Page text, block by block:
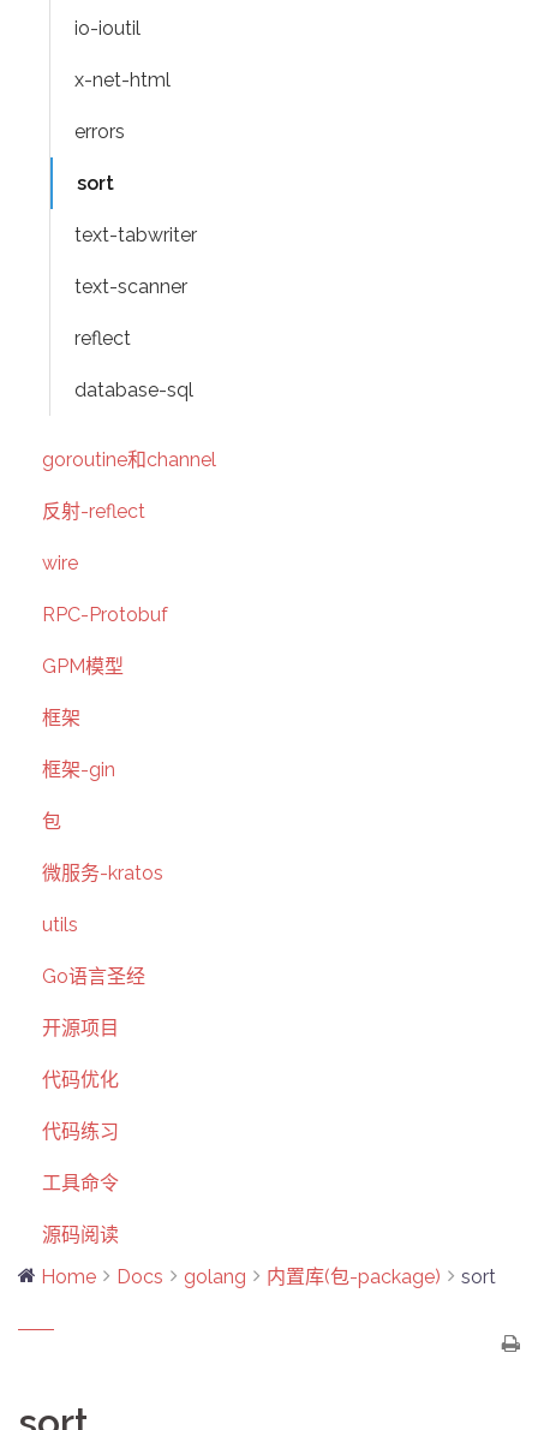
io-ioutil
x-net-html
errors
sort
text-tabwriter
text-scanner
reflect
database-sql
goroutine和channel
反射-reflect
wire
RPC-Protobuf
GPM模型
框架
框架-gin
包
微服务-kratos
utils
Go语言圣经
开源项目
代码优化
代码练习
工具命令
源码阅读
Home
Docs golang 内置库(包-package) sort